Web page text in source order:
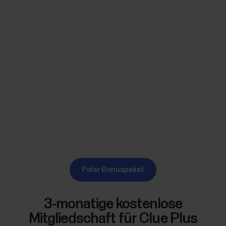
Polar Bonuspaket
3-monatige kostenlose
Mitgliedschaft für Clue Plus